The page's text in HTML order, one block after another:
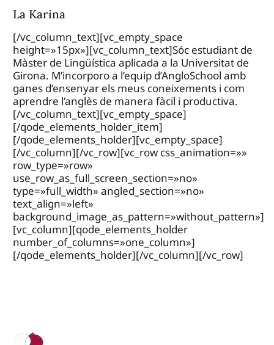
La Karina
[/vc_column_text][vc_empty_space
height=»15px»][vc_column_text]Sóc estudiant de
Màster de Lingüística aplicada a la Universitat de
Girona. M’incorporo a l’equip d’AngloSchool amb
ganes d’ensenyar els meus coneixements i com
aprendre l’anglès de manera fàcil i productiva.
[/vc_column_text][vc_empty_space]
[/qode_elements_holder_item]
[/qode_elements_holder][vc_empty_space]
[/vc_column][/vc_row][vc_row css_animation=»»
row_type=»row»
use_row_as_full_screen_section=»no»
type=»full_width» angled_section=»no»
text_align=»left»
background_image_as_pattern=»without_pattern»]
[vc_column][qode_elements_holder
number_of_columns=»one_column»]
[/qode_elements_holder][/vc_column][/vc_row]